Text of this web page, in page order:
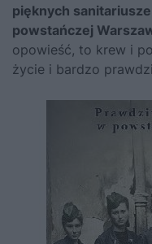
pięknych
powstańczej
opowieść, to krew i
życie i bardzo